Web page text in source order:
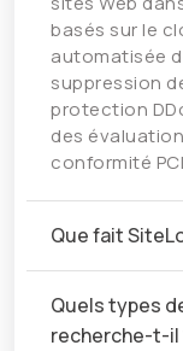
basés sur le
automatisée
suppression
protection
des
conformité
Que fait
Quels types
recherche-t-il